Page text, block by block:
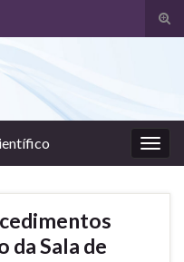
da Sala de